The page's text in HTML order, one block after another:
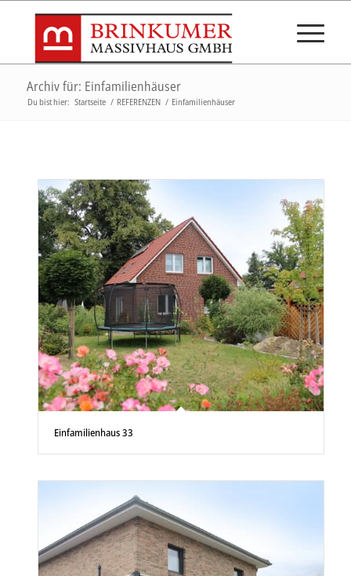
Archiv für: Einfamilienhäuser
Du bist hier: Startseite / REFERENZEN / Einfamilienhäuser
Einfamilienhaus 33